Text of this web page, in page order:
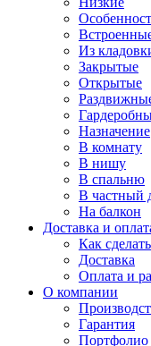
Из
Закрытые
Открытые
Назначение
В комнату
В нишу
В спальню
В частный
На балкон
Доставка и
Как
Доставка
Оплата и
О компании
Гарантия
Портфолио